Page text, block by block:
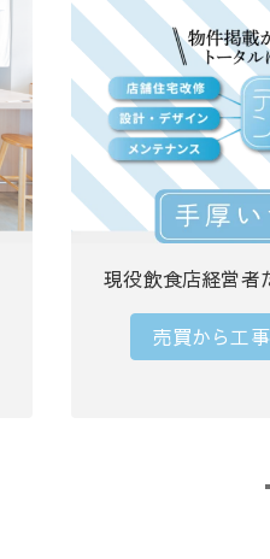
現役飲食店経営者
売買から工